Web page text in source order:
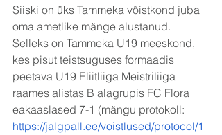
Siiski on üks Tammeka võistkond juba
oma ametlike mänge alustanud.
Selleks on Tammeka U19 meeskond,
kes pisut teistsuguses formaadis
peetava U19 Eliitliiga Meistriliiga
raames alistas B alagrupis FC Flora
eakaaslased 7-1 (mängu protokoll:
https://jalgpall.ee/voistlused/protocol/1